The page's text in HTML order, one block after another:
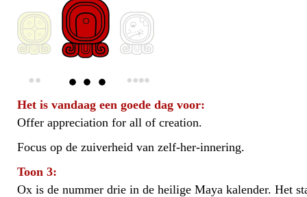
Het is vandaag een goede dag voor:
Offer appreciation for all of creation.
Focus op de zuiverheid van zelf-her-innering.
Toon 3:
Ox is de nummer drie in de heilige Maya kalender. Het